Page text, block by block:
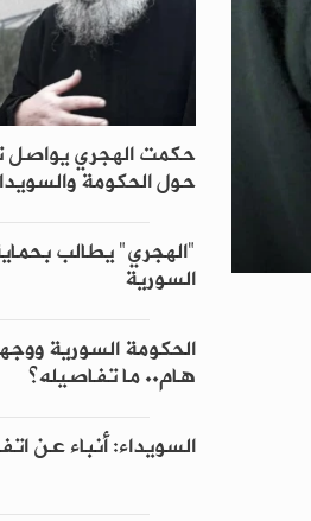
حكمت الهجري يواصل
حول الحكومة
"الهجري" يطالب
السورية
الحكومة السورية
هام.. ما تفاصيله؟
السويداء: أنباء عن